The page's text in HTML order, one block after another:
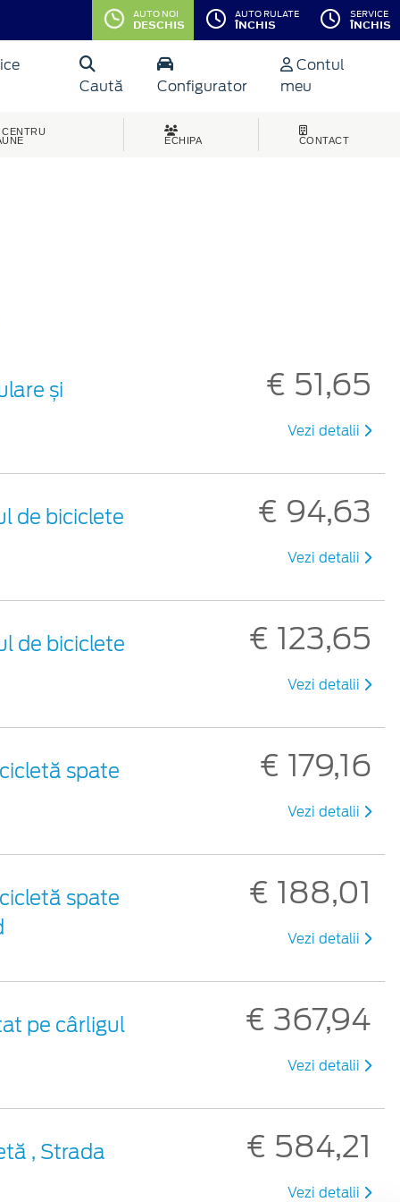
AUTO NOI
DESCHIS
AUTO RULATE
ÎNCHIS
SERVICE
ÎNCHIS
Caută Configurator
Contul
meu
CENTRU
ECHIPA CONTACT
și
€ 51,65
Vezi detalii
de biciclete
€ 94,63
Vezi detalii
de biciclete
€ 123,65
Vezi detalii
spate
€ 179,16
Vezi detalii
spate
€ 188,01
Vezi detalii
pe cârligul
€ 367,94
Vezi detalii
, Strada
€ 584,21
Vezi detalii